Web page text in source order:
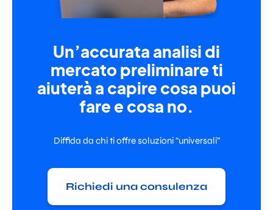
Un’accurata analisi di
mercato preliminare ti
aiuterà a capire cosa puoi
fare e cosa no.
Diffida da chi ti offre soluzioni “universali”
Richiedi una consulenza